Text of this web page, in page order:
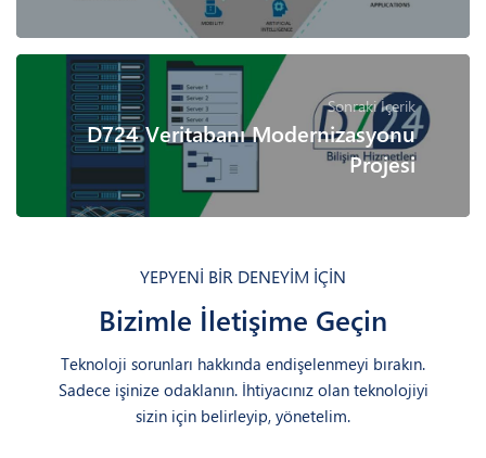
Sonraki İçerik
D724 Veritabanı Modernizasyonu
Projesi
YEPYENİ BİR DENEYİM İÇİN
Bizimle İletişime Geçin
Teknoloji sorunları hakkında endişelenmeyi bırakın.
Sadece işinize odaklanın. İhtiyacınız olan teknolojiyi
sizin için belirleyip, yönetelim.